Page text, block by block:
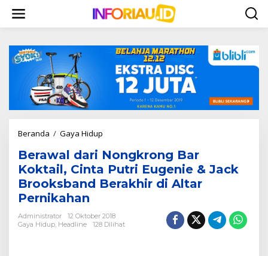
w
Beranda / Gaya Hidup
r
w
a
a
r
Berawal dari Nongkrong Bar
Koktail, Cinta Putri Eugenie & Jack
Brooksband Berakhir di Altar
Pernikahan
Administrator
12 Oktober 2018
Gaya Hidup Headline 128 Dilihat